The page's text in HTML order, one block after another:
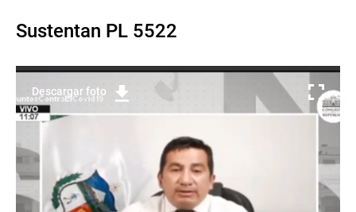
Sustentan PL 5522
Descargar foto